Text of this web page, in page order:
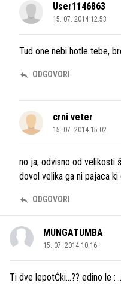
User1146863
15. 07. 2014 12.53
Tud one nebi hotle tebe,
ODGOVORI
crni veter
15. 07. 2014 15.02
no ja, odvisno od velikosti
dovol velika ga ni pajaca
ODGOVORI
MUNGATUMBA
15. 07. 2014 10.16
Ti dve lepotĆki...?? edino le :